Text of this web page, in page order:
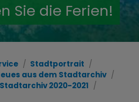
Sie die Ferien!
Stadtportrait
aus dem Stadtarchiv
2020-2021